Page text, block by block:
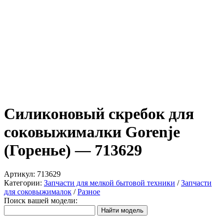
Силиконовый скребок для
соковыжималки Gorenje
(Горенье) — 713629
Артикул: 713629
Категории: Запчасти для мелкой бытовой техники /Запчасти
для соковыжималок /Разное
Поиск вашей модели: